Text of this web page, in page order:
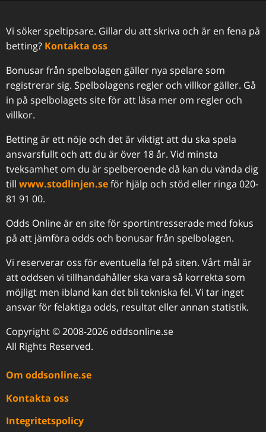
Vi söker speltipsare. Gillar du att skriva och är en fena på
betting? Kontakta oss
Bonusar från spelbolagen gäller nya spelare som
registrerar sig. Spelbolagens regler och villkor gäller. Gå
in på spelbolagets site för att läsa mer om regler och
villkor.
Betting är ett nöje och det är viktigt att du ska spela
ansvarsfullt och att du är över 18 år. Vid minsta
tveksamhet om du är spelberoende då kan du vända dig
till www.stodlinjen.seför hjälp och stöd eller ringa 020-
81 91 00.
Odds Online är en site för sportintresserade med fokus
på att jämföra odds och bonusar från spelbolagen.
Vi reserverar oss för eventuella fel på siten. Vårt mål är
att oddsen vi tillhandahåller ska vara så korrekta som
möjligt men ibland kan det bli tekniska fel. Vi tar inget
ansvar för felaktiga odds, resultat eller annan statistik.
Copyright © 2008-2026 oddsonline.se
All Rights Reserved.
Om oddsonline.se
Kontakta oss
Integritetspolicy